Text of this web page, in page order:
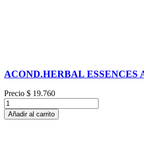
ACOND.HERBAL ESSENCES
Precio $ 19.760
Añadir al carrito